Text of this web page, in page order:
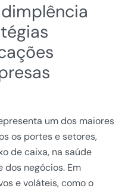
um dos maiores
os portes e setores,
de caixa, na saúde
negócios. Em
e voláteis, como o